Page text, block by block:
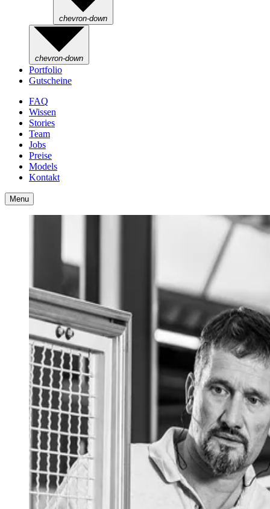
chevron-down
chevron-down
Portfolio
Gutscheine
FAQ
Wissen
Stories
Team
Jobs
Preise
Models
Kontakt
Menu